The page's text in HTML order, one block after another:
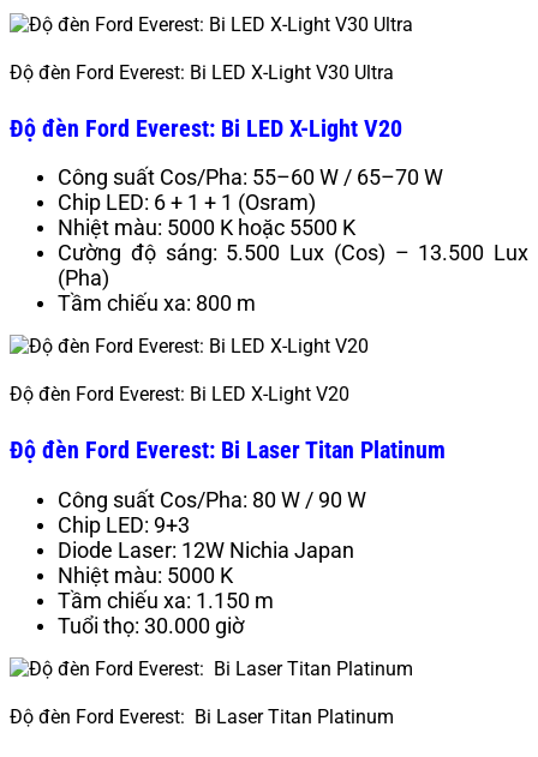
Độ đèn Ford Everest: Bi LED X-Light V30 Ultra
Độ đèn Ford Everest: Bi LED X-Light V20
Công suất Cos/Pha: 55–60 W / 65–70 W
Chip LED: 6 + 1 + 1 (Osram)
Nhiệt màu: 5000 K hoặc 5500 K
Cường độ sáng: 5.500 Lux (Cos) – 13.500 Lux
(Pha)
Tầm chiếu xa: 800 m
Độ đèn Ford Everest: Bi LED X-Light V20
Độ đèn Ford Everest: Bi Laser Titan Platinum
Công suất Cos/Pha: 80 W / 90 W
Chip LED: 9+3
Diode Laser: 12W Nichia Japan
Nhiệt màu: 5000 K
Tầm chiếu xa: 1.150 m
Tuổi thọ: 30.000 giờ
Độ đèn Ford Everest: Bi Laser Titan Platinum